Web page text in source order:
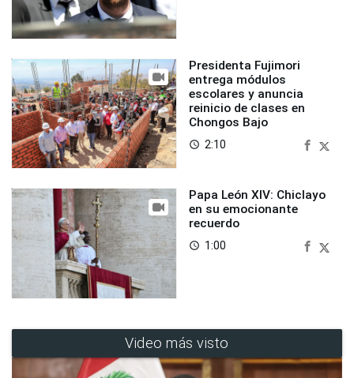
Presidenta Fujimori
entrega módulos
escolares y anuncia
reinicio de clases en
Chongos Bajo
access_time 2:10
Papa León XIV: Chiclayo
en su emocionante
recuerdo
access_time 1:00
Video más visto